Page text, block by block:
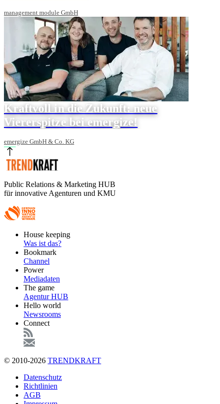
management module GmbH
Kraftvoll in die Zukunft: neue
Viererspitze bei emergize!
emergize GmbH & Co. KG
Public Relations & Marketing HUB
für innovative Agenturen und KMU
FooterHouse keeping
Was ist das?
Bookmark
Channel
Power
Mediadaten
The game
Agentur HUB
Hello world
Newsrooms
Connect
© 2010-2026 TRENDKRAFT
FußzeileDatenschutz
Richtlinien
AGB